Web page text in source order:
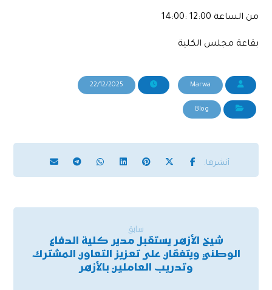
من الساعة 12:00 :14:00
بقاعة مجلس الكلية
Marwa
22/12/2025
Blog
سابق
شيخ الأزهر يستقبل مدير كلية الدفاع
الوطني ويتفقان على تعزيز التعاون المشترك
وتدريب العاملين بالأزهر